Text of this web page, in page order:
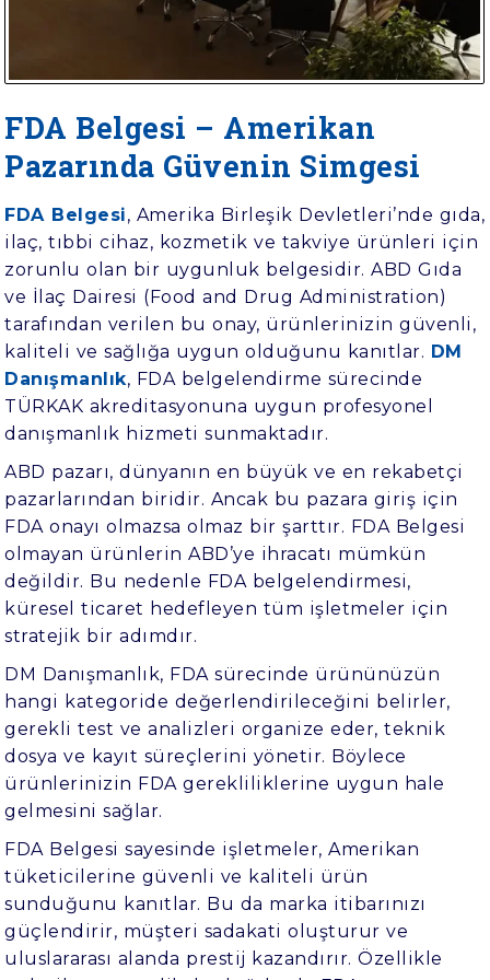
SÜREÇ
FDA Belgesi – Amerikan
Pazarında Güvenin Simgesi
FDA Belgesi, Amerika Birleşik Devletleri’nde gıda,
ilaç, tıbbi cihaz, kozmetik ve takviye ürünleri için
zorunlu olan bir uygunluk belgesidir. ABD Gıda
ve İlaç Dairesi (Food and Drug Administration)
tarafından verilen bu onay, ürünlerinizin güvenli,
kaliteli ve sağlığa uygun olduğunu kanıtlar. DM
Danışmanlık, FDA belgelendirme sürecinde
TÜRKAK akreditasyonuna uygun profesyonel
danışmanlık hizmeti sunmaktadır.
ABD pazarı, dünyanın en büyük ve en rekabetçi
pazarlarından biridir. Ancak bu pazara giriş için
FDA onayı olmazsa olmaz bir şarttır. FDA Belgesi
olmayan ürünlerin ABD’ye ihracatı mümkün
değildir. Bu nedenle FDA belgelendirmesi,
küresel ticaret hedefleyen tüm işletmeler için
stratejik bir adımdır.
DM Danışmanlık, FDA sürecinde ürününüzün
hangi kategoride değerlendirileceğini belirler,
gerekli test ve analizleri organize eder, teknik
dosya ve kayıt süreçlerini yönetir. Böylece
ürünlerinizin FDA gerekliliklerine uygun hale
gelmesini sağlar.
FDA Belgesi sayesinde işletmeler, Amerikan
tüketicilerine güvenli ve kaliteli ürün
sunduğunu kanıtlar. Bu da marka itibarınızı
güçlendirir, müşteri sadakati oluşturur ve
uluslararası alanda prestij kazandırır. Özellikle